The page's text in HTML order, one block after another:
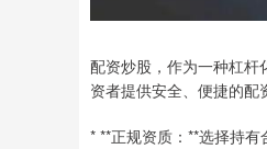
配资炒股，作为一种杠杆
资者提供安全、便捷的配
* **正规资质：**选择持有